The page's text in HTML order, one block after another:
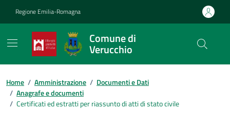
Regione Emilia-Romagna
Comune di
Verucchio
Contenuti in evidenza
Home / Amministrazione / Documenti e Dati
/ Anagrafe e documenti
/ Certificati ed estratti per riassunto di atti di stato civile